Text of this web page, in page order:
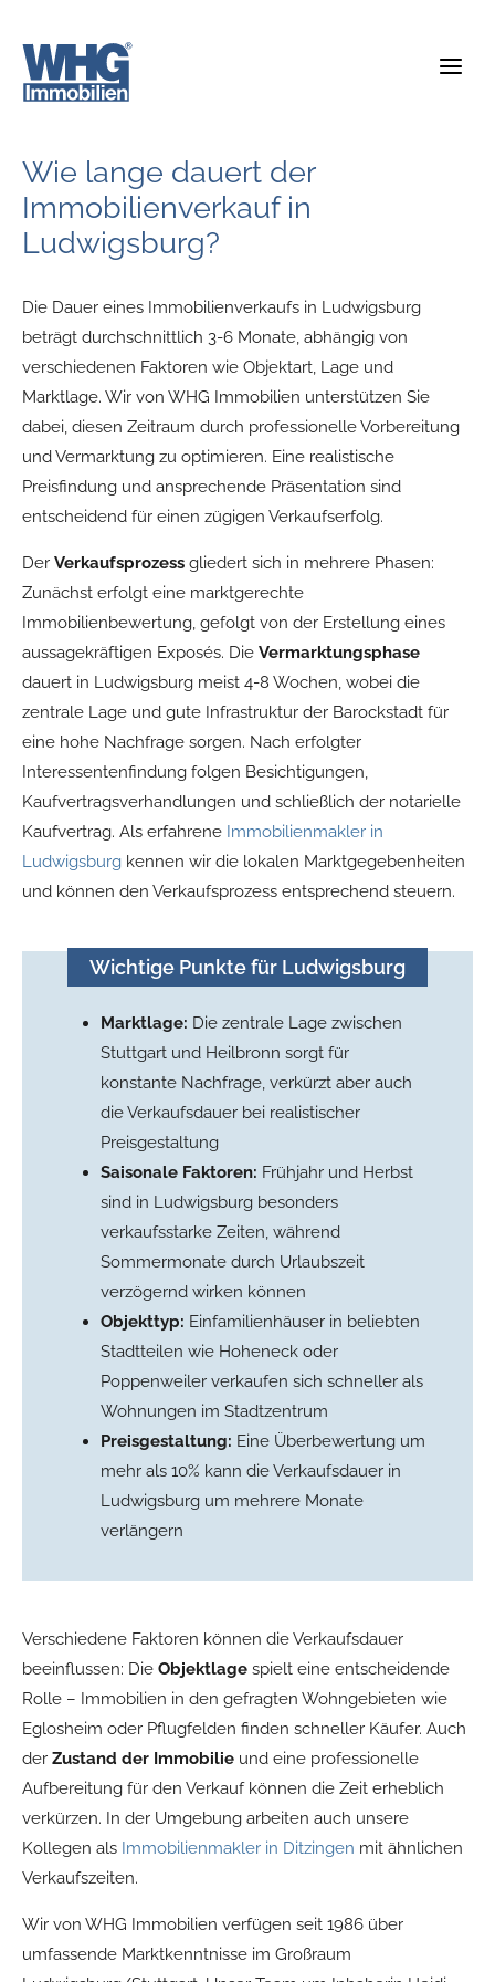
Inhalt
springen
Wie lange dauert der
Immobilienverkauf in
Ludwigsburg?
Die Dauer eines Immobilienverkaufs in Ludwigsburg
beträgt durchschnittlich 3-6 Monate, abhängig von
verschiedenen Faktoren wie Objektart, Lage und
Marktlage. Wir von WHG Immobilien unterstützen Sie
dabei, diesen Zeitraum durch professionelle Vorbereitung
und Vermarktung zu optimieren. Eine realistische
Preisfindung und ansprechende Präsentation sind
entscheidend für einen zügigen Verkaufserfolg.
Der Verkaufsprozess gliedert sich in mehrere Phasen:
Zunächst erfolgt eine marktgerechte
Immobilienbewertung, gefolgt von der Erstellung eines
aussagekräftigen Exposés. Die Vermarktungsphase
dauert in Ludwigsburg meist 4-8 Wochen, wobei die
zentrale Lage und gute Infrastruktur der Barockstadt für
eine hohe Nachfrage sorgen. Nach erfolgter
Interessentenfindung folgen Besichtigungen,
Kaufvertragsverhandlungen und schließlich der notarielle
Kaufvertrag. Als erfahrene Immobilienmakler in
Ludwigsburg kennen wir die lokalen Marktgegebenheiten
und können den Verkaufsprozess entsprechend steuern.
Wichtige Punkte für Ludwigsburg
Marktlage: Die zentrale Lage zwischen
Stuttgart und Heilbronn sorgt für
konstante Nachfrage, verkürzt aber auch
die Verkaufsdauer bei realistischer
Preisgestaltung
Saisonale Faktoren: Frühjahr und Herbst
sind in Ludwigsburg besonders
verkaufsstarke Zeiten, während
Sommermonate durch Urlaubszeit
verzögernd wirken können
Objekttyp: Einfamilienhäuser in beliebten
Stadtteilen wie Hoheneck oder
Poppenweiler verkaufen sich schneller als
Wohnungen im Stadtzentrum
Preisgestaltung: Eine Überbewertung um
mehr als 10% kann die Verkaufsdauer in
Ludwigsburg um mehrere Monate
verlängern
Verschiedene Faktoren können die Verkaufsdauer
beeinflussen: Die Objektlage spielt eine entscheidende
Rolle – Immobilien in den gefragten Wohngebieten wie
Eglosheim oder Pflugfelden finden schneller Käufer. Auch
der Zustand der Immobilie und eine professionelle
Aufbereitung für den Verkauf können die Zeit erheblich
verkürzen. In der Umgebung arbeiten auch unsere
Kollegen als Immobilienmakler in Ditzingen mit ähnlichen
Verkaufszeiten.
Wir von WHG Immobilien verfügen seit 1986 über
umfassende Marktkenntnisse im Großraum